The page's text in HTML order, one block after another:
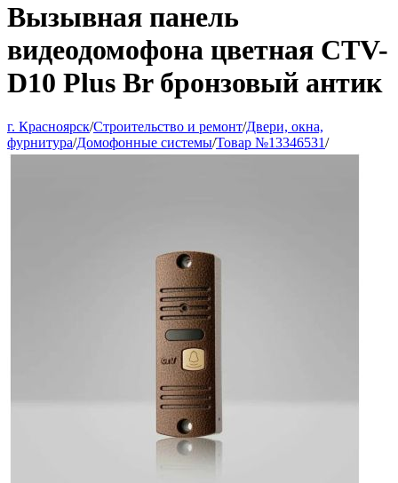
Вызывная панель
видеодомофона цветная CTV-
D10 Plus Br бронзовый антик
г. Красноярск/Строительство и ремонт/Двери, окна,
фурнитура/Домофонные системы/Товар №13346531/